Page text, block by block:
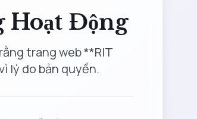
Hoạt Động
trang web **RIT
lý do bản quyền.